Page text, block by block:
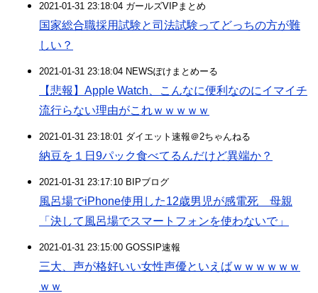
2021-01-31 23:18:04 ガールズVIPまとめ
国家総合職採用試験と司法試験ってどっちの方が難
しい？
2021-01-31 23:18:04 NEWSぽけまとめーる
【悲報】Apple Watch、こんなに便利なのにイマイチ
流行らない理由がこれｗｗｗｗｗ
2021-01-31 23:18:01 ダイエット速報＠2ちゃんねる
納豆を１日9パック食べてるんだけど異端か？
2021-01-31 23:17:10 BIPブログ
風呂場でiPhone使用した12歳男児が感電死 母親
「決して風呂場でスマートフォンを使わないで」
2021-01-31 23:15:00 GOSSIP速報
三大、声が格好いい女性声優といえばｗｗｗｗｗｗ
ｗｗ